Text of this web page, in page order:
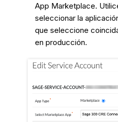
App Marketplace.
seleccionar la
que seleccione
en producción.